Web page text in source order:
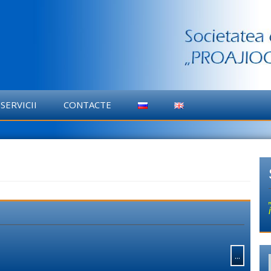
SERVICII CONTACTE
...